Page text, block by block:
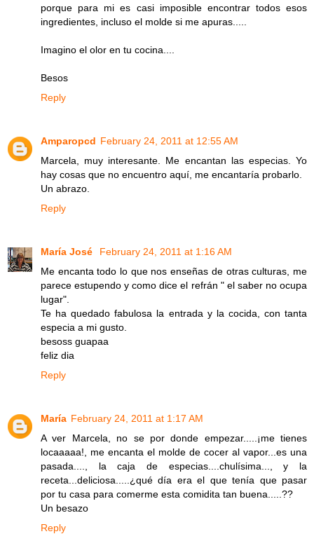
porque para mi es casi imposible encontrar todos esos
ingredientes, incluso el molde si me apuras.....
Imagino el olor en tu cocina....
Besos
Reply
Amparopcd February 24, 2011 at 12:55 AM
Marcela, muy interesante. Me encantan las especias. Yo
hay cosas que no encuentro aquí, me encantaría probarlo.
Un abrazo.
Reply
María José
February 24, 2011 at 1:16 AM
Me encanta todo lo que nos enseñas de otras culturas, me
parece estupendo y como dice el refrán " el saber no ocupa
lugar".
Te ha quedado fabulosa la entrada y la cocida, con tanta
especia a mi gusto.
besoss guapaa
feliz dia
Reply
María February 24, 2011 at 1:17 AM
A ver Marcela, no se por donde empezar.....¡me tienes
locaaaaa!, me encanta el molde de cocer al vapor...es una
pasada...., la caja de especias....chulísima..., y la
receta...deliciosa.....¿qué día era el que tenía que pasar
por tu casa para comerme esta comidita tan buena.....??
Un besazo
Reply